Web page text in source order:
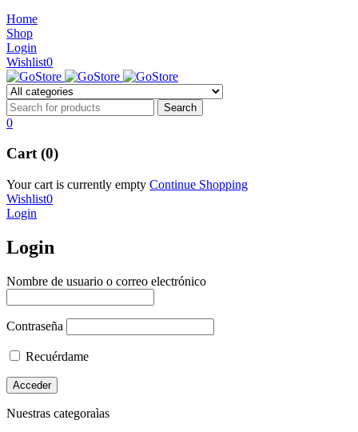
Home
Shop
Login
Wishlist0
0
Cart (0)
Your cart is currently empty Continue Shopping
Wishlist0
Login
Login
Nombre de usuario o correo electrónico
Contraseña
Recuérdame
Nuestras categoraìas